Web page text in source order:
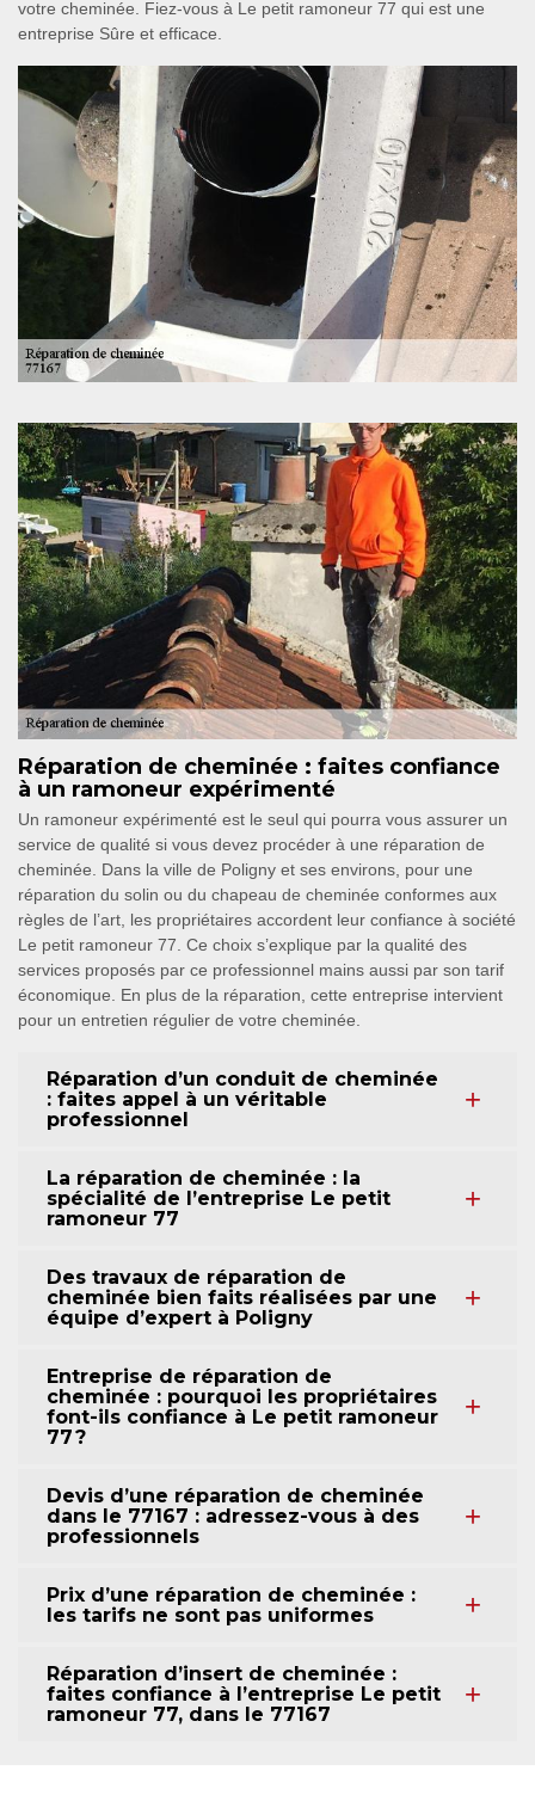
votre cheminée. Fiez-vous à Le petit ramoneur 77 qui est une
entreprise Sûre et efficace.
Réparation de cheminée : faites confiance
à un ramoneur expérimenté
Un ramoneur expérimenté est le seul qui pourra vous assurer un
service de qualité si vous devez procéder à une réparation de
cheminée. Dans la ville de Poligny et ses environs, pour une
réparation du solin ou du chapeau de cheminée conformes aux
règles de l’art, les propriétaires accordent leur confiance à société
Le petit ramoneur 77. Ce choix s’explique par la qualité des
services proposés par ce professionnel mains aussi par son tarif
économique. En plus de la réparation, cette entreprise intervient
pour un entretien régulier de votre cheminée.
Réparation d’un conduit de cheminée
: faites appel à un véritable
professionnel
La réparation de cheminée : la
spécialité de l’entreprise Le petit
ramoneur 77
Des travaux de réparation de
cheminée bien faits réalisées par une
équipe d’expert à Poligny
Entreprise de réparation de
cheminée : pourquoi les propriétaires
font-ils confiance à Le petit ramoneur
77 ?
Devis d’une réparation de cheminée
dans le 77167 : adressez-vous à des
professionnels
Prix d’une réparation de cheminée :
les tarifs ne sont pas uniformes
Réparation d’insert de cheminée :
faites confiance à l’entreprise Le petit
ramoneur 77, dans le 77167